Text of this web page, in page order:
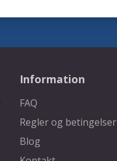
Information
FAQ
Regler og betingelser
Blog